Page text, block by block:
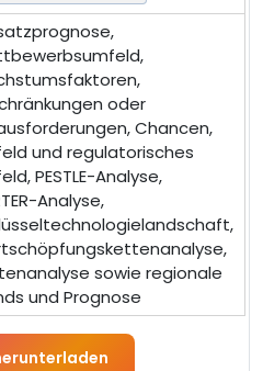
oder
Chancen,
und regulatorisches
PESTLE-Analyse,
Analyse,
sowie regionale
und Prognose